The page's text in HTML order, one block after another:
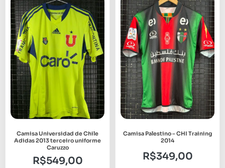
Camisa Universidad de Chile
Adidas 2013 terceiro uniforme
Caruzzo
R$549,00
Camisa Palestino – CHI Training
2014
R$349,00